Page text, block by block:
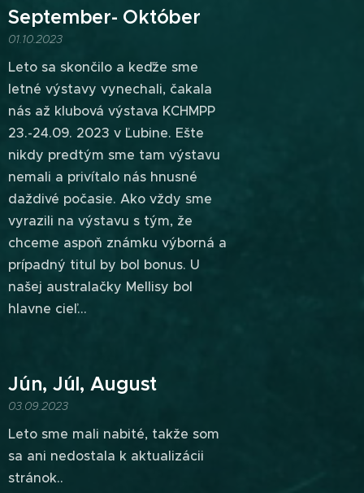
September- Október
01.10.2023
Leto sa skončilo a keďže sme
letné výstavy vynechali, čakala
nás až klubová výstava KCHMPP
23.-24.09. 2023 v Ľubine. Ešte
nikdy predtým sme tam výstavu
nemali a privítalo nás hnusné
daždivé počasie. Ako vždy sme
vyrazili na výstavu s tým, že
chceme aspoň známku výborná a
prípadný titul by bol bonus. U
našej australačky Mellisy bol
hlavne cieľ...
Jún, Júl, August
03.09.2023
Leto sme mali nabité, takže som
sa ani nedostala k aktualizácii
stránok..